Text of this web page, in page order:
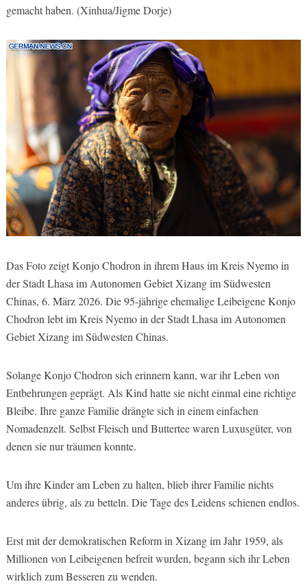
gemacht haben. (Xinhua/Jigme Dorje)
Das Foto zeigt Konjo Chodron in ihrem Haus im Kreis Nyemo in
der Stadt Lhasa im Autonomen Gebiet Xizang im Südwesten
Chinas, 6. März 2026. Die 95-jährige ehemalige Leibeigene Konjo
Chodron lebt im Kreis Nyemo in der Stadt Lhasa im Autonomen
Gebiet Xizang im Südwesten Chinas.
Solange Konjo Chodron sich erinnern kann, war ihr Leben von
Entbehrungen geprägt. Als Kind hatte sie nicht einmal eine richtige
Bleibe. Ihre ganze Familie drängte sich in einem einfachen
Nomadenzelt. Selbst Fleisch und Buttertee waren Luxusgüter, von
denen sie nur träumen konnte.
Um ihre Kinder am Leben zu halten, blieb ihrer Familie nichts
anderes übrig, als zu betteln. Die Tage des Leidens schienen endlos.
Erst mit der demokratischen Reform in Xizang im Jahr 1959, als
Millionen von Leibeigenen befreit wurden, begann sich ihr Leben
wirklich zum Besseren zu wenden.